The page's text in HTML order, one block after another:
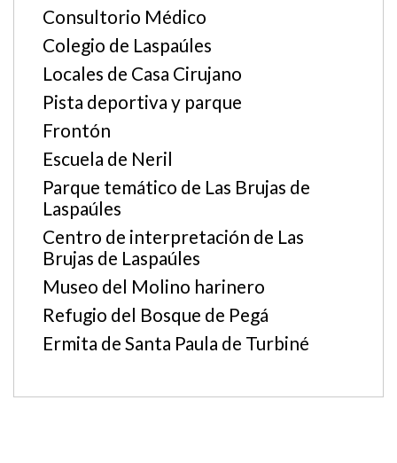
Consultorio Médico
Colegio de Laspaúles
Locales de Casa Cirujano
Pista deportiva y parque
Frontón
Escuela de Neril
Parque temático de Las Brujas de
Laspaúles
Centro de interpretación de Las
Brujas de Laspaúles
Museo del Molino harinero
Refugio del Bosque de Pegá
Ermita de Santa Paula de Turbiné